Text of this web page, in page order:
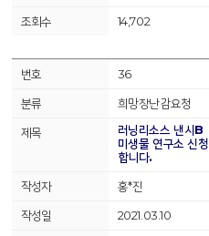
14,702
36
희망장난감요청
러닝리소스 낸시B
미생물 연구소 신청
합니다.
홍*진
2021.03.10